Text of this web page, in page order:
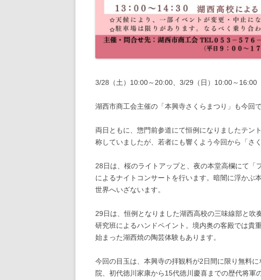
3/28（土）10:00～20:00、3/29（日）10:00～16:00
湖西市商工会主催の「本興寺さくらまつり」も今回で
両日ともに、惣門前参道にて恒例になりましたテン
称していましたが、若者にも響くよう今回から「さ
28日は、桜のライトアップと、夜の本堂高欄にて「
によるナイトコンサートを行います。暗闇に浮かぶ
世界へいざないます。
29日は、恒例となりました湖西高校の三味線部と吹
研究班によるハンドペイント。境内奥の客殿では貴
始まった湖西焼の陶芸体験もあります。
今回の目玉は、本興寺の拝観料が2日間に限り無料
院、初代徳川家康から15代徳川慶喜までの歴代将軍